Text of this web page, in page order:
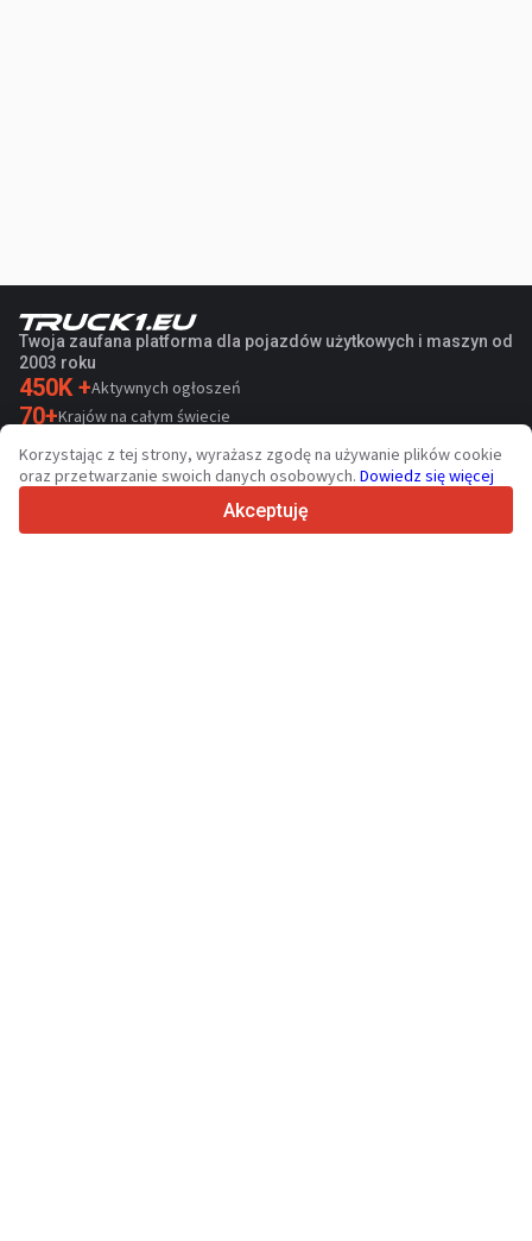
Twoja zaufana platforma dla pojazdów użytkowych i maszyn od
2003 roku
450K +Aktywnych ogłoszeń
70+Krajów na całym świecie
36 Obsługiwanych języków
4.7/5
Korzystając z tej strony, wyrażasz zgodę na używanie plików cookie
oraz przetwarzanie swoich danych osobowych. Dowiedz się więcej
Akceptuję